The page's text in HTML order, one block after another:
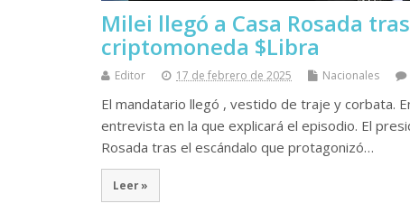
Milei llegó a Casa Rosada
criptomoneda $Libra
Editor 17 de febrero de 2025 Nacionales
El mandatario llegó , vestido de traje y corbata.
entrevista en la que explicará el episodio. El
Rosada tras el escándalo que protagonizó…
Leer »